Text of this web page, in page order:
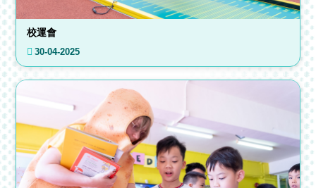
校運會
30-04-2025